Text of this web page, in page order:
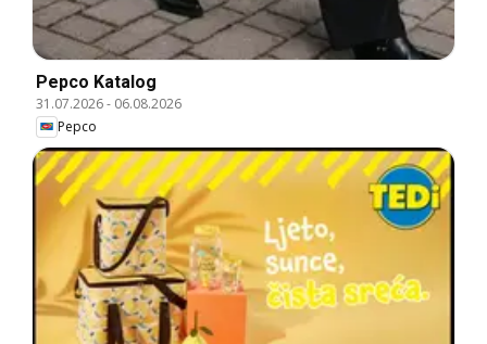
Pepco Katalog
31.07.2026- 06.08.2026
Pepco